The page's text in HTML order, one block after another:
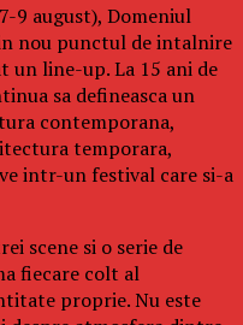
9 august), Domeniul
nou punctul de intalnire
un line-up. La 15 ani de
sa defineasca un
contemporana,
temporara,
intr-un festival care si-a
scene si o serie de
fiecare colt al
proprie. Nu este